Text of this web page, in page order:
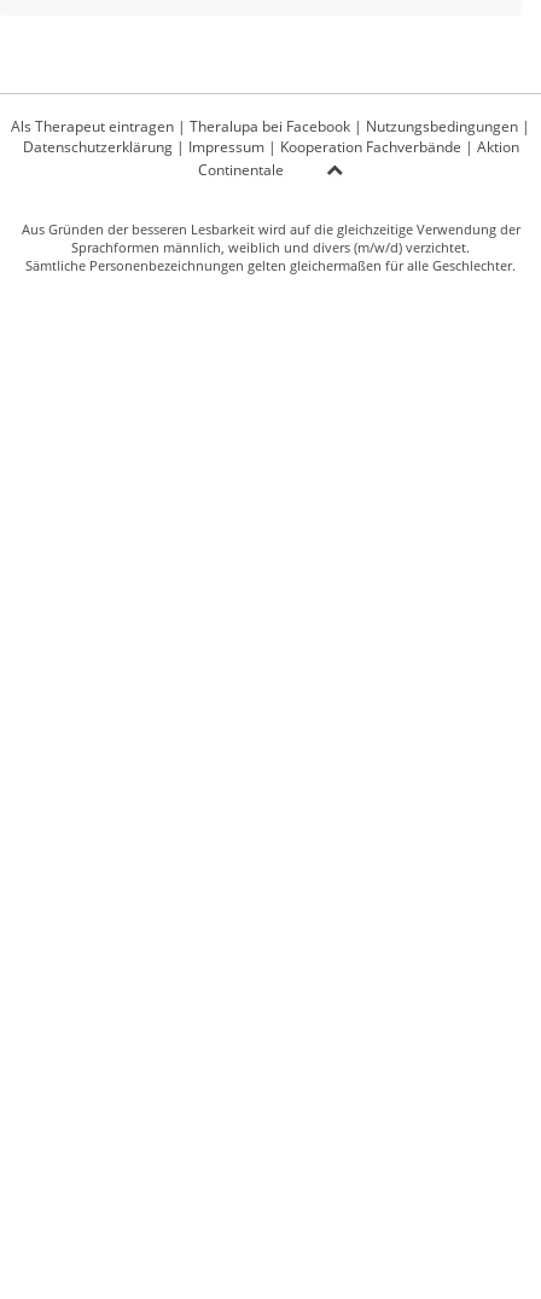
Als Therapeut eintragen | Theralupa bei Facebook | Nutzungsbedingungen |
Datenschutzerklärung| Impressum| Kooperation Fachverbände | Aktion
Continentale
Aus Gründen der besseren Lesbarkeit wird auf die gleichzeitige Verwendung der
Sprachformen männlich, weiblich und divers (m/w/d) verzichtet.
Sämtliche Personenbezeichnungen gelten gleichermaßen für alle Geschlechter.